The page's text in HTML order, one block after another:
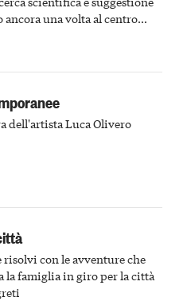
una volta al centro
del passato astigiano
dell'artista Luca Olivero
risolvi con le avventure che
la famiglia in giro per la città